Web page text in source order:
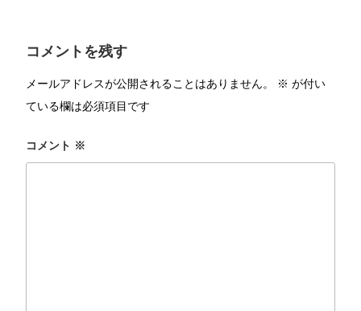
コメントを残す
メールアドレスが公開されることはありません。 ※ が付い
ている欄は必須項目です
コメント ※